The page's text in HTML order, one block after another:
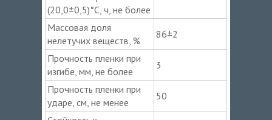
(20,0±0,5)°С, ч, не более
Массовая доля
нелетучих веществ, %
86±2
Прочность пленки при
изгибе, мм, не более
3
Прочность пленки при
ударе, см, не менее
50